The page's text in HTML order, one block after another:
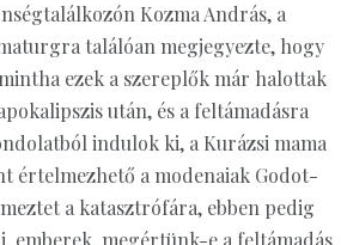
Kozma András, a
találóan megjegyezte, hogy
ezek a szereplők már halottak
után, és a feltámadásra
indulok ki, a Kurázsi mama
értelmezhető a modenaiak Godot-
a katasztrófára, ebben pedig
emberek, megértünk-e a feltámadás